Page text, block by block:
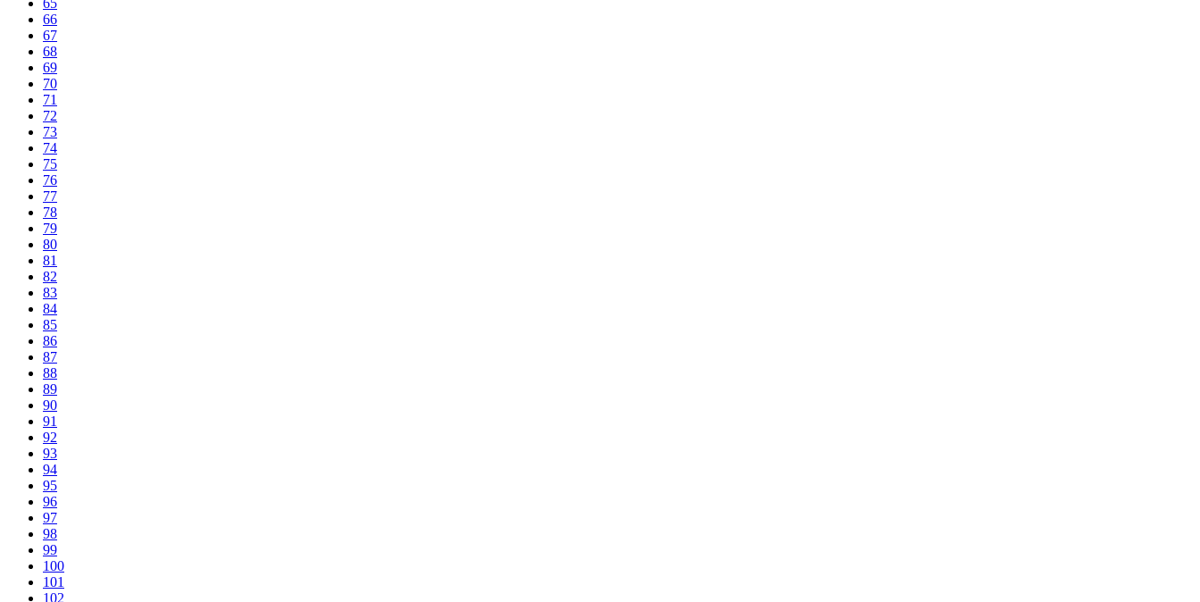
66
67
68
69
70
71
72
73
74
75
76
77
78
79
80
81
82
83
84
85
86
87
88
89
90
91
92
93
94
95
96
97
98
99
100
101
102